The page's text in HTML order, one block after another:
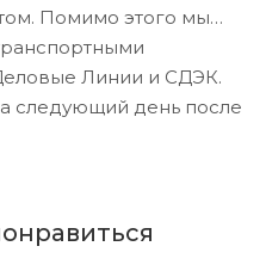
Помимо этого мы
Линии и СДЭК.
следующий день после